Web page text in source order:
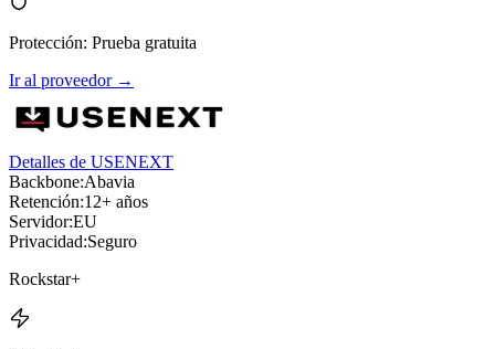
Protección: Prueba gratuita
Ir al proveedor→
Detalles de USENEXT
Backbone:Abavia
Retención:12+ años
Servidor:EU
Privacidad:Seguro
Rockstar+